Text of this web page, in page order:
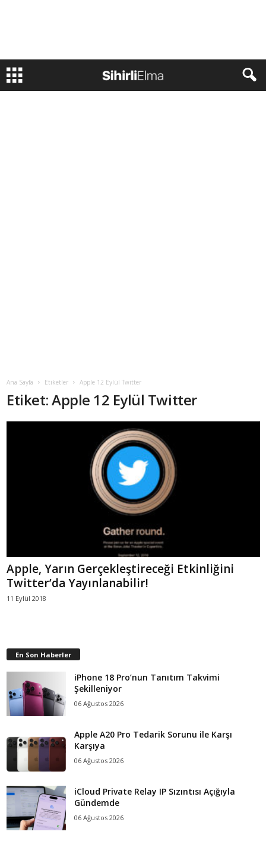
Ana Sayfa Etiketler Apple 12 Eylül Twitter
Etiket: Apple 12 Eylül Twitter
Apple, Yarın Gerçekleştireceği Etkinliğini
Twitter’da Yayınlanabilir!
11 Eylül 2018
En Son Haberler
iPhone 18 Pro’nun Tanıtım Takvimi
Şekilleniyor
06 Ağustos 2026
Apple A20 Pro Tedarik Sorunu ile Karşı
Karşıya
06 Ağustos 2026
iCloud Private Relay IP Sızıntısı Açığıyla
Gündemde
06 Ağustos 2026